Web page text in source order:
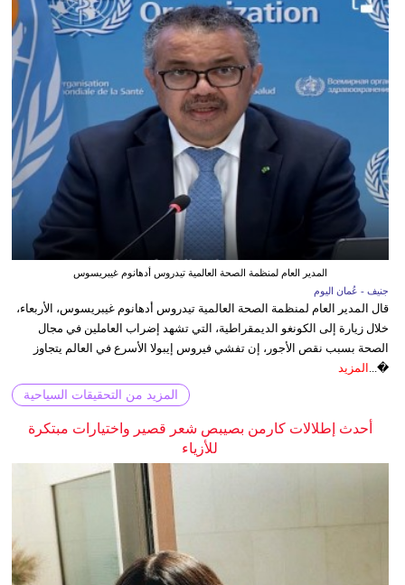
المدير العام لمنظمة الصحة العالمية تيدروس أدهانوم غيبريسوس
جنيف - عُمان اليوم
قال المدير العام لمنظمة الصحة العالمية تيدروس أدهانوم غيبريسوس، الأربعاء،
خلال زيارة إلى الكونغو الديمقراطية، التي تشهد إضراب العاملين في مجال
الصحة بسبب نقص الأجور، إن تفشي فيروس إيبولا الأسرع في العالم يتجاوز
�... المزيد
المزيد من التحقيقات السياحية
أحدث إطلالات كارمن بصيبص شعر قصير واختيارات مبتكرة
للأزياء